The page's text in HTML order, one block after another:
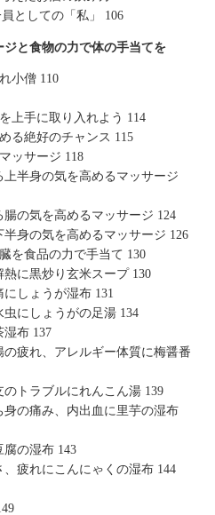
としての「私」 106
と食物の力で体の手当てを
小僧 110
上手に取り入れよう 114
る絶好のチャンス 115
ッサージ 118
半身の気を高めるマッサージ
の気を高めるマッサージ 124
身の気を高めるマッサージ 126
を食品の力で手当て 130
に黒炒り玄米スープ 130
しょうが湿布 131
にしょうがの足湯 134
布 137
疲れ、アレルギー体質に梅醤番
トラブルにれんこん湯 139
の痛み、内出血に里芋の湿布
の湿布 143
疲れにこんにゃくの湿布 144